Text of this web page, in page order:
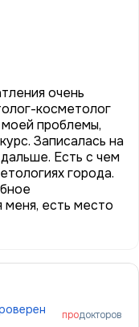
очень
косметолог
проблемы,
Записалась на
Есть с чем
города.
есть место
продокторов